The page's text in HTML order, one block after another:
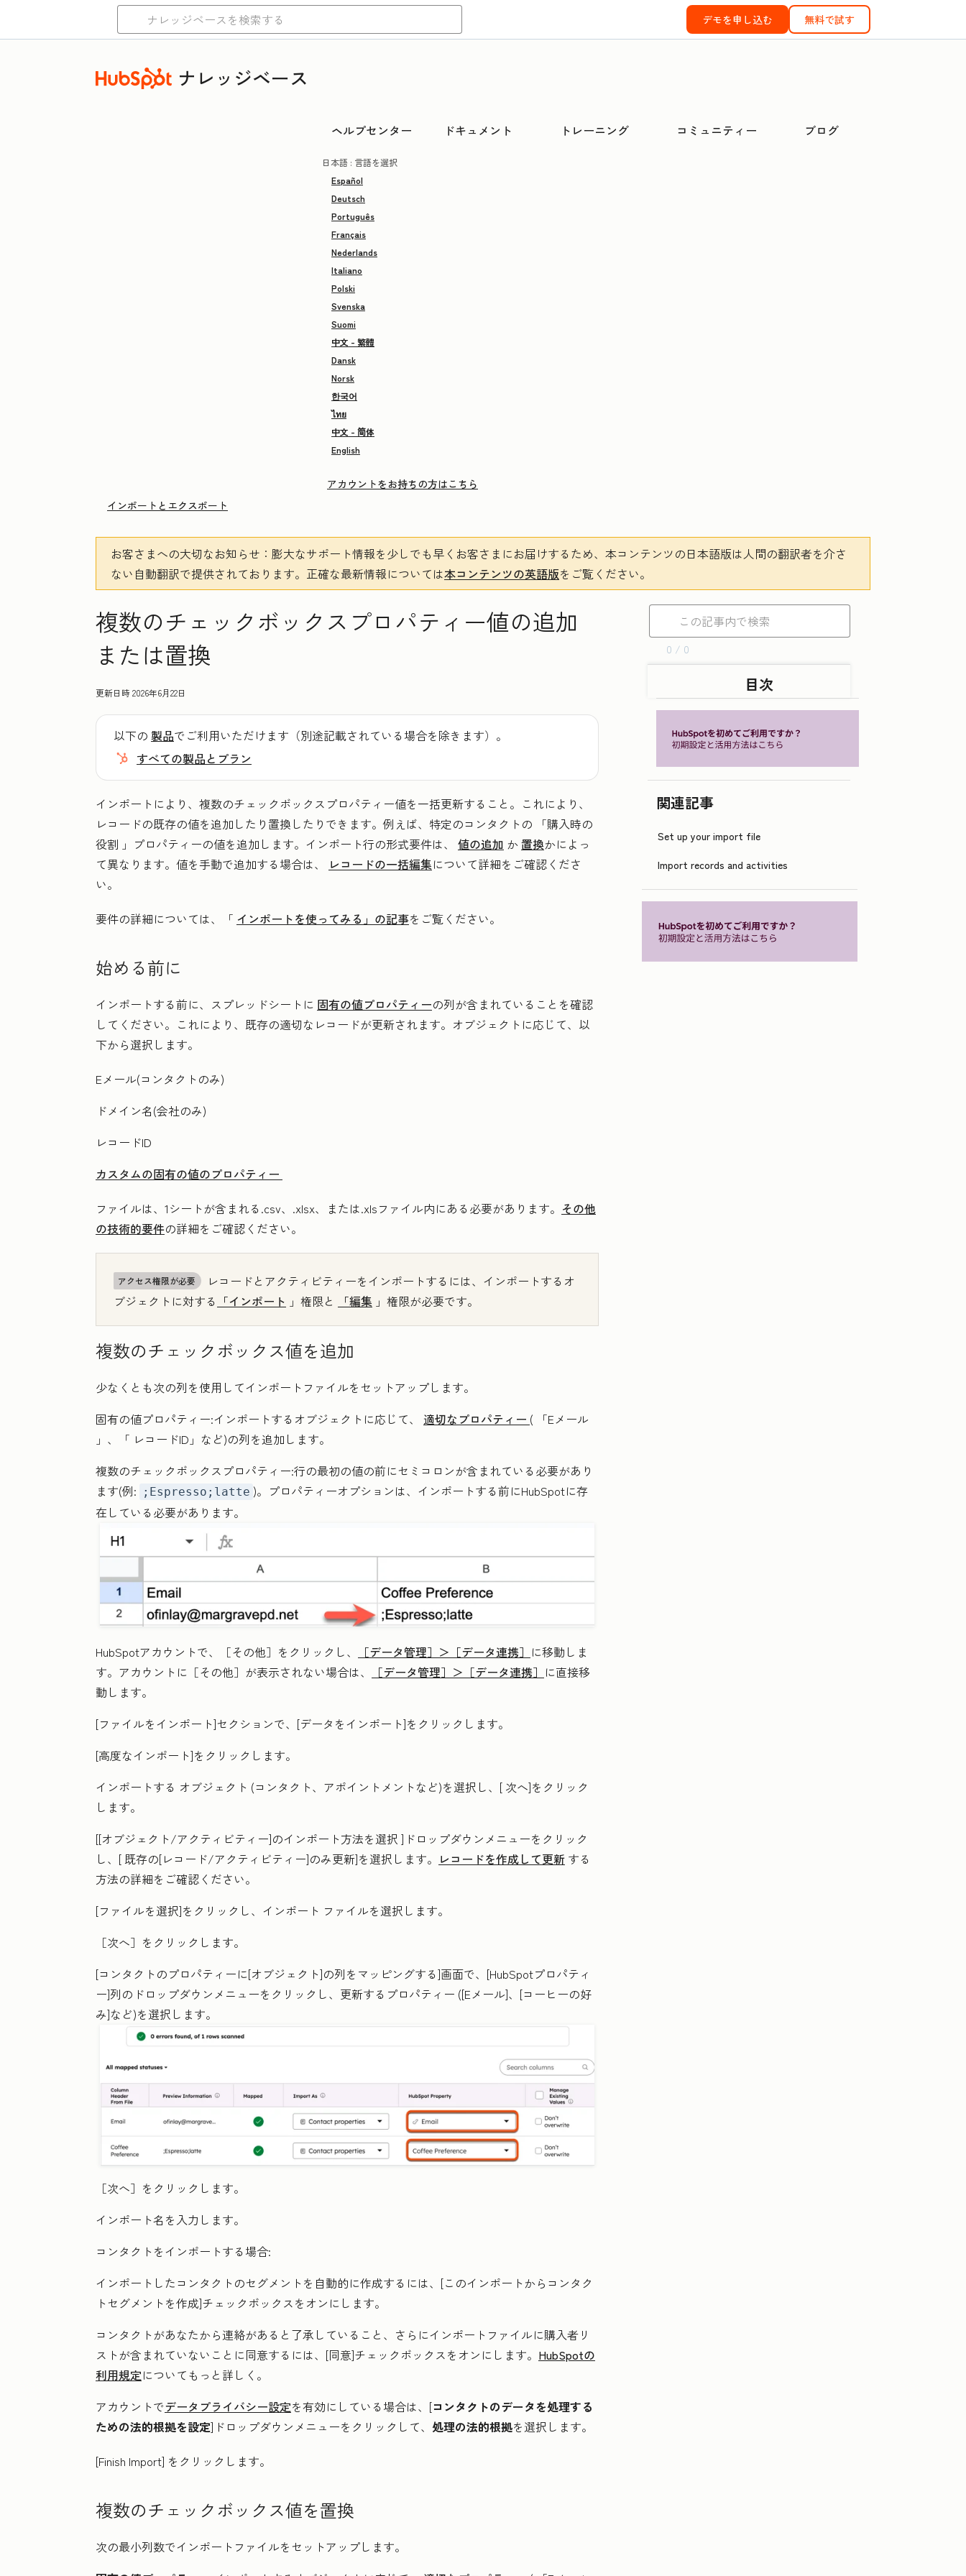
デモを申し込む 無料で試す
ナレッジベース
ヘルプセンター ドキュメント トレーニング コミュニティー ブログ
日本語 : 言語を選択
Español
Deutsch
Português
Français
Nederlands
Italiano
Polski
Svenska
Suomi
中文 - 繁體
Dansk
Norsk
한국어
ไทย
中文 - 简体
English
アカウントをお持ちの方はこちら
インポートとエクスポート
お客さまへの大切なお知らせ ：膨大なサポート情報を少しでも早くお客さまにお届けするため、本コンテンツの日本語版は人間の翻訳者を介さ
ない自動翻訳で提供されております。 正確な最新情報については本コンテンツの英語版をご覧ください。
複数のチェックボックスプロパティー値の追加
または置換
更新日時2026年6月22日
以下の 製品でご利用いただけます（別途記載されている場合を除きます）。
すべての製品とプラン
インポートにより、複数のチェックボックスプロパティー値を一括更新すること。これにより、
レコードの既存の値を追加したり置換したりできます。例えば、特定のコンタクトの
「購入時の
役割 」プロパティーの値を追加します。インポート行の形式要件は、 値の追加 か置換かによっ
て異なります。値を手動で追加する場合は、
レコードの一括編集について詳細をご確認くださ
い。
要件の詳細については、「 インポートを使ってみる」の記事をご覧ください。
始める前に
インポートする前に、スプレッドシートに 固有の値プロパティーの列が含まれていることを確認
してください。これにより、既存の適切なレコードが更新されます。オブジェクトに応じて、以
下から選択します。
Eメール(コンタクトのみ)
ドメイン名(会社のみ)
レコードID
カスタムの固有の値のプロパティー
ファイルは、1シートが含まれる.csv、.xlsx、または.xlsファイル内にある必要があります。 その他
の技術的要件の詳細をご確認ください。
アクセス権限が必要
レコードとアクティビティーをインポートするには、インポートするオ
ブジェクトに対する 「インポート 」権限と 「編集 」権限が必要です。
複数のチェックボックス値を追加
少なくとも次の列を使用してインポートファイルをセットアップします。
固有の値プロパティー:インポートするオブジェクトに応じて、 適切なプロパティー (
「Eメール
」、「 レコードID 」など)の列を追加します。
複数のチェックボックスプロパティー:行の最初の値の前にセミコロンが含まれている必要があり
ます(例:
;Espresso;latte )。プロパティーオプションは、インポートする前にHubSpotに存
在している必要があります。
HubSpotアカウントで、 ［その他］をクリックし、 ［データ管理］＞ ［データ連携］ に移動しま
す。アカウントに ［その他］が表示されない場合は、 ［データ管理］＞ ［データ連携］ に直接移
動します。
[ファイルをインポート]セクションで、[データをインポート]をクリックします。
[高度なインポート]をクリックします。
インポートする オブジェクト (コンタクト、アポイントメントなど)を選択し、[ 次へ]をクリック
します。
[[オブジェクト/アクティビティー]のインポート方法を選択 ]ドロップダウンメニューをクリック
し、[ 既存の[レコード/アクティビティー]のみ更新]を選択します。 レコードを作成して更新 する
方法の詳細をご確認ください。
[ファイルを選択]をクリックし、インポート ファイルを選択します。
［次へ］ をクリックします。
[コンタクトのプロパティーに[オブジェクト]の列をマッピングする]画面で、[HubSpotプロパティ
ー]列の ドロップダウンメニューをクリックし、更新する プロパティー ([Eメール]、[コーヒーの好
み]など)を選択します。
［次へ］ をクリックします。
インポート名 を入力します。
コンタクトをインポートする場合:
インポートしたコンタクトのセグメントを自動的に作成するには、[このインポートからコンタク
トセグメントを作成]チェックボックスをオンにします。
コンタクトがあなたから連絡があると了承していること、さらにインポートファイルに購入者リ
ストが含まれていないことに同意するには、[同意]チェックボックスをオンにします。 HubSpotの
利用規定についてもっと詳しく。
アカウントでデータプライバシー設定を有効にしている場合は、[コンタクトのデータを処理する
ための法的根拠を設定]ドロップダウンメニューをクリックして、 処理の法的根拠を選択します。
[Finish Import] をクリックします。
複数のチェックボックス値を置換
次の最小列数でインポートファイルをセットアップします。
0 / 0
目次
関連記事
Set up your import file
Import records and activities